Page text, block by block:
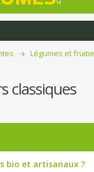
Légumes et
classiques
bio et artisanaux ?